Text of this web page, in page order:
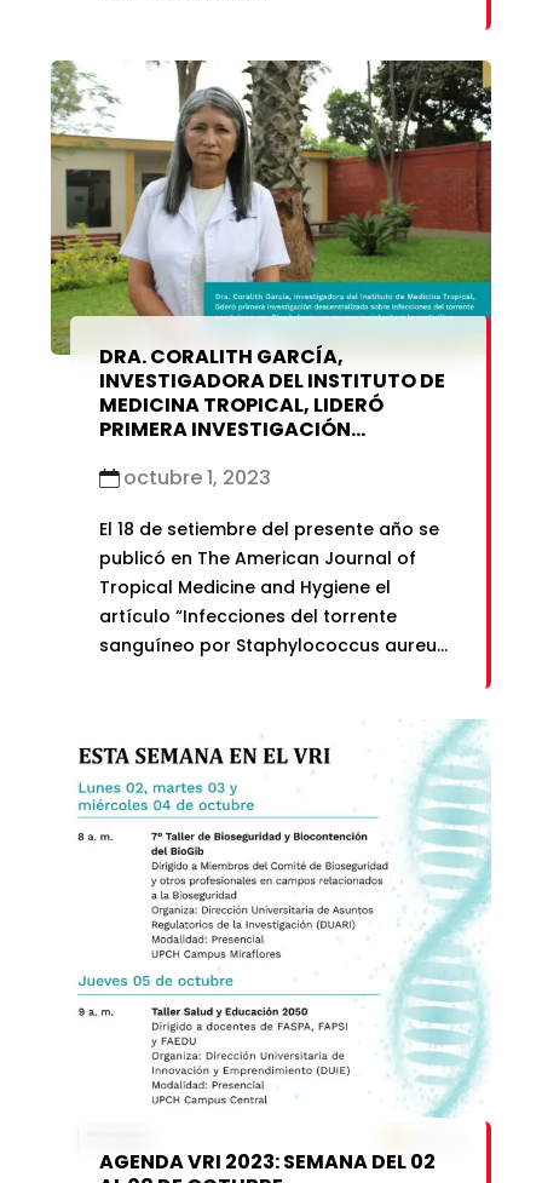
DRA. CORALITH GARCÍA,
INVESTIGADORA DEL INSTITUTO DE
MEDICINA TROPICAL, LIDERÓ
PRIMERA INVESTIGACIÓN
INFECCIONES DEL TORRENTE
STAPHYLOCOCCUS AUREUS
RESISTENTE A LA METICILINA
octubre 1, 2023
El 18 de setiembre del presente año se
publicó en The American Journal of
Tropical Medicine and Hygiene el
artículo “Infecciones del torrente
sanguíneo por Staphylococcus aureus
así como la investigación, fue liderado
por la Dra. Coralith García,
coordinadora e investigadora del
Laboratorio de […]
AGENDA VRI 2023: SEMANA DEL 02